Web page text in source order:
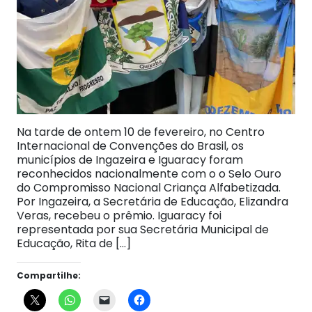
Na tarde de ontem 10 de fevereiro, no Centro
Internacional de Convenções do Brasil, os
municípios de Ingazeira e Iguaracy foram
reconhecidos nacionalmente com o o Selo Ouro
do Compromisso Nacional Criança Alfabetizada.
Por Ingazeira, a Secretária de Educação, Elizandra
Veras, recebeu o prêmio. Iguaracy foi
representada por sua Secretária Municipal de
Educação, Rita de […]
Compartilhe: